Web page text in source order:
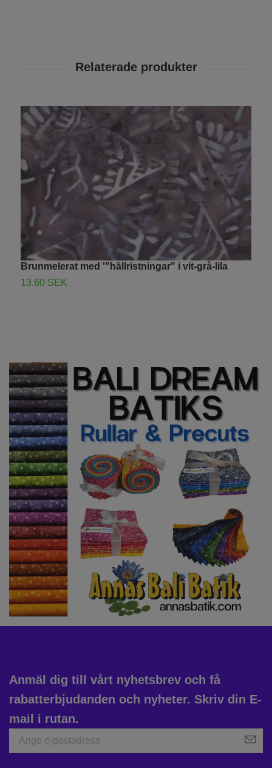
Brunmelerat med '"hällristningar" i vit-grå-lila
13.60 SEK
Anmäl dig till vårt nyhetsbrev och få
rabatterbjudanden och nyheter. Skriv din E-
mail i rutan.